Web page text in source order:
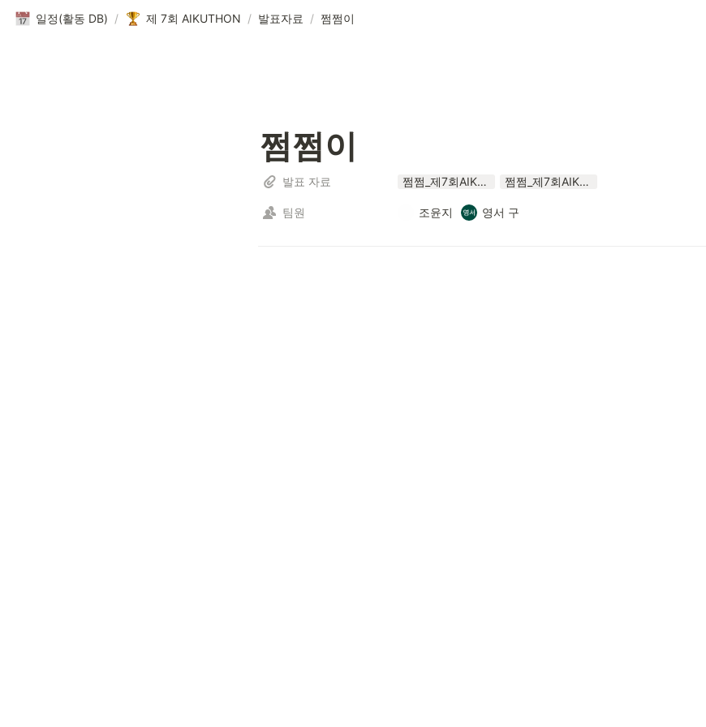
일정(활동 DB) / 제 7회 AIKUTHON / 발표자료 / 쩜쩜이
쩜쩜이
발표 자료 쩜쩜_제7회AIKUTHON.pdf 쩜쩜_제7회AIKUTHON.pptx
팀원 조윤지 영서 구